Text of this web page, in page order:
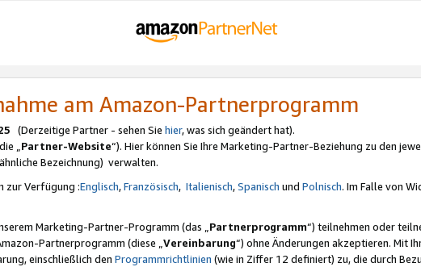
am Amazon-Partnerprogramm
(Derzeitige Partner - sehen Sie hier, was sich geändert hat).
„Partner-Website“). Hier können Sie Ihre Marketing-Partner-Beziehung zu den
Bezeichnung) verwalten.
zur Verfügung :Englisch,Französisch, Italienisch,Spanisch und Polnisch. Im Falle von
Marketing-Partner-Programm (das „Partnerprogramm“) teilnehmen oder
Partnerprogramm (diese „Vereinbarung“) ohne Änderungen akzeptieren. Mit
einschließlich den Programmrichtlinien (wie in Ziffer 12 definiert) zu, die durch